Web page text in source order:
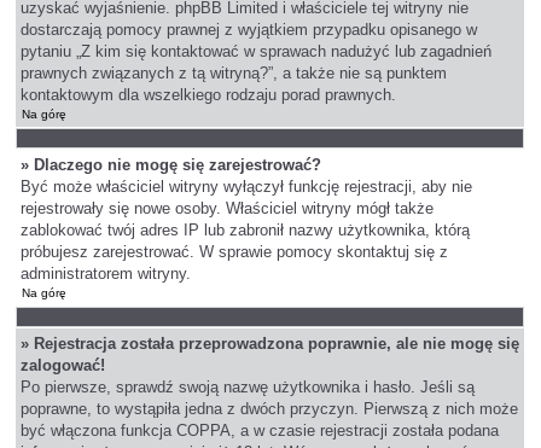
uzyskać wyjaśnienie. phpBB Limited i właściciele tej witryny nie
dostarczają pomocy prawnej z wyjątkiem przypadku opisanego w
pytaniu „Z kim się kontaktować w sprawach nadużyć lub zagadnień
prawnych związanych z tą witryną?”, a także nie są punktem
kontaktowym dla wszelkiego rodzaju porad prawnych.
Na górę
» Dlaczego nie mogę się zarejestrować?
Być może właściciel witryny wyłączył funkcję rejestracji, aby nie
rejestrowały się nowe osoby. Właściciel witryny mógł także
zablokować twój adres IP lub zabronił nazwy użytkownika, którą
próbujesz zarejestrować. W sprawie pomocy skontaktuj się z
administratorem witryny.
Na górę
» Rejestracja została przeprowadzona poprawnie, ale nie mogę się
zalogować!
Po pierwsze, sprawdź swoją nazwę użytkownika i hasło. Jeśli są
poprawne, to wystąpiła jedna z dwóch przyczyn. Pierwszą z nich może
być włączona funkcja COPPA, a w czasie rejestracji została podana